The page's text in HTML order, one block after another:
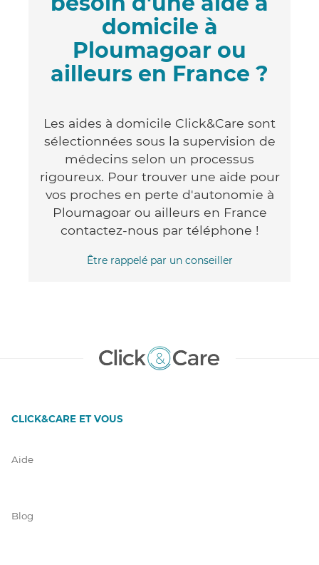
domicile à
Ploumagoar ou
ailleurs en France ?
Les aides à domicile Click&Care sont
sélectionnées sous la supervision de
médecins selon un processus
rigoureux. Pour trouver une aide pour
vos proches en perte d'autonomie à
Ploumagoar ou ailleurs en France
contactez-nous par téléphone !
Être rappelé par un conseiller
CLICK&CARE ET VOUS
Aide
Blog